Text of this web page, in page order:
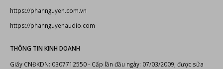
https://phannguyen.com.vn
https://phannguyenaudio.com
THÔNG TIN KINH DOANH
Giấy CNĐKDN: 0307712550 - Cấp lần đầu ngày: 07/03/2009, được sửa